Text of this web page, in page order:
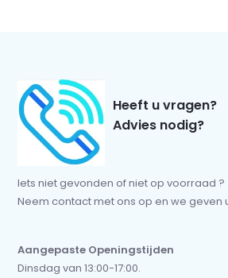
Heeft u vragen?
Advies nodig?
Iets niet gevonden of niet op voorraad ?
Neem contact met ons op en we geven
Aangepaste Openingstijden
Dinsdag van 13:00-17:00.